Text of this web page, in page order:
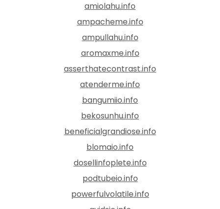
amiolahu.info
ampacheme.info
ampullahu.info
aromaxme.info
asserthatecontrast.info
atenderme.info
bangumiio.info
bekosunhu.info
beneficialgrandiose.info
blomaio.info
dosellinfoplete.info
podtubeio.info
powerfulvolatile.info